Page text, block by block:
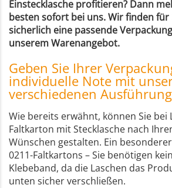
Einstecklasche profitieren? Dann
besten sofort bei uns. Wir finden
sicherlich eine passende
unserem Warenangebot.
Geben Sie Ihrer
individuelle Note mit
verschiedenen
Wie bereits erwähnt, können Sie bei
Faltkarton mit Stecklasche nach
Wünschen gestalten. Ein
0211-Faltkartons – Sie benötigen
Klebeband, da die Laschen das
unten sicher verschließen.